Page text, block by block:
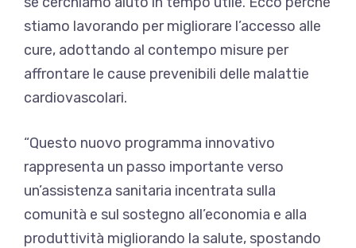
stiamo lavorando per migliorare l’accesso alle
cure, adottando al contempo misure per
affrontare le cause prevenibili delle malattie
cardiovascolari.
“Questo nuovo programma innovativo
rappresenta un passo importante verso
un’assistenza sanitaria incentrata sulla
comunità e sul sostegno all’economia e alla
produttività migliorando la salute, spostando